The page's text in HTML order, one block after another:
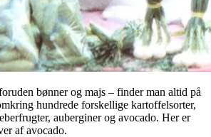
bønner og majs – finder man altid på
hundrede forskellige kartoffelsorter,
auberginer og avocado. Her er
af avocado.